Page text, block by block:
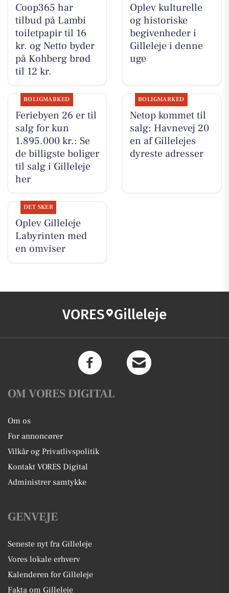
Coop365 har
tilbud på Lambi
toiletpapir til 16
kr. og Netto byder
på Kohberg brød
til 12 kr.
Oplev kulturelle
og historiske
begivenheder i
Gilleleje i denne
uge
BOLIGMARKED
Feriebyen 26 er til
salg for kun
1.895.000 kr.: Se
de billigste boliger
til salg i Gilleleje
her
BOLIGMARKED
Netop kommet til
salg: Havnevej 20
en af Gillelejes
dyreste adresser
DET SKER
Oplev Gilleleje
Labyrinten med
en omviser
VORES Gilleleje
OM VORES DIGITAL
Om os
For annoncører
Vilkår og Privatlivspolitik
Kontakt VORES Digital
Administrer samtykke
GENVEJE
Seneste nyt fra Gilleleje
Vores lokale erhverv
Kalenderen for Gilleleje
Fakta om Gilleleje